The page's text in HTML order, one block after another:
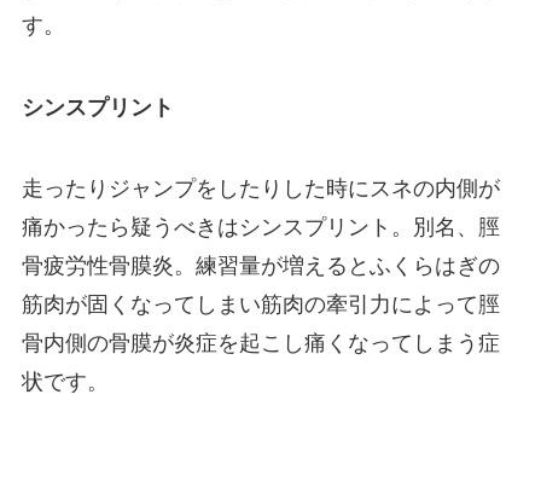
す。
シンスプリント
走ったりジャンプをしたりした時にスネの内側が
痛かったら疑うべきはシンスプリント。別名、脛
骨疲労性骨膜炎。練習量が増えるとふくらはぎの
筋肉が固くなってしまい筋肉の牽引力によって脛
骨内側の骨膜が炎症を起こし痛くなってしまう症
状です。